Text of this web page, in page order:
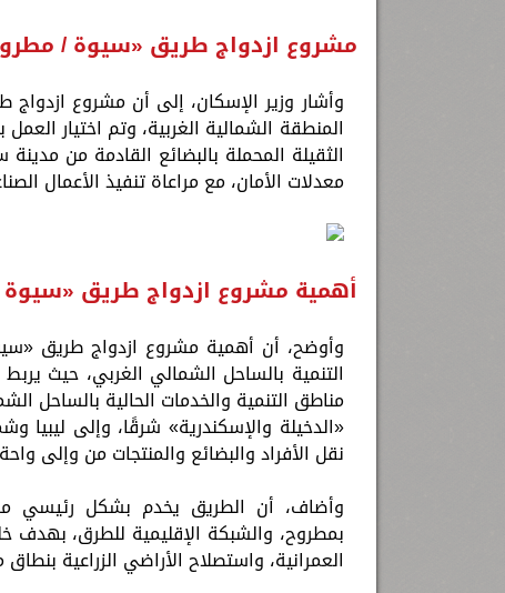
مشروع ازدواج طريق «سيوة /
وأشار وزير الإسكان، إلى أن مشروع
المنطقة الشمالية الغربية، وتم اختيار
الثقيلة المحملة بالبضائع القادمة من
معدلات الأمان، مع مراعاة تنفيذ الأعمال
أهمية مشروع ازدواج طريق
وأوضح، أن أهمية مشروع ازدواج طريق
التنمية بالساحل الشمالي الغربي، حيث
مناطق التنمية والخدمات الحالية بالساحل
«الدخيلة والإسكندرية» شرقًا، وإلى ليبيا
نقل الأفراد والبضائع والمنتجات من وإلى
وأضاف، أن الطريق يخدم بشكل رئيسي
بمطروح، والشبكة الإقليمية للطرق، بهدف
العمرانية، واستصلاح الأراضي الزراعية